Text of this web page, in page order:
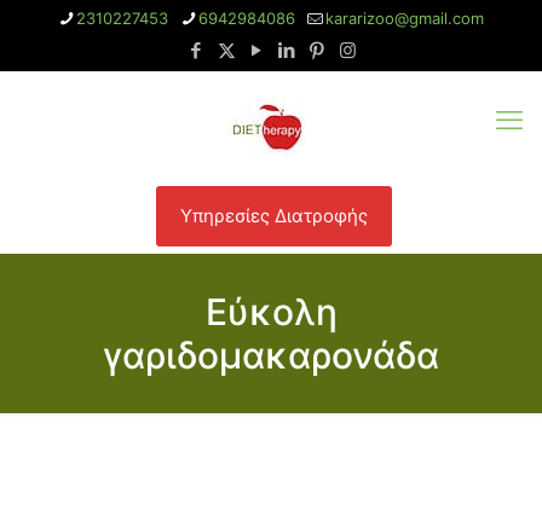
2310227453 6942984086 kararizoo@gmail.com
Υπηρεσίες Διατροφής
Εύκολη
γαριδομακαρονάδα